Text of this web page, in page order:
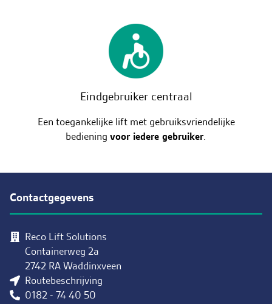
Eindgebruiker centraal
Een toegankelijke lift met gebruiksvriendelijke
bediening voor iedere gebruiker.
Contactgegevens
Reco Lift Solutions
Containerweg 2a
2742 RA Waddinxveen
Routebeschrijving
0182 - 74 40 50